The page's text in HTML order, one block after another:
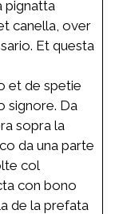
pignatta
canella, over
Et questa
et de spetie
signore. Da
sopra la
da una parte
col
con bono
de la prefata